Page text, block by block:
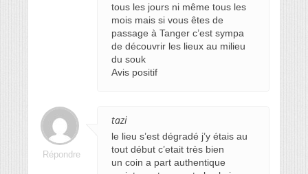
tous les jours ni même tous les
mois mais si vous êtes de
passage à Tanger c’est sympa
de découvrir les lieux au milieu
du souk
Avis positif
tazi
le lieu s’est dégradé j’y étais au
tout début c’etait très bien
un coin a part authentique
Répondre